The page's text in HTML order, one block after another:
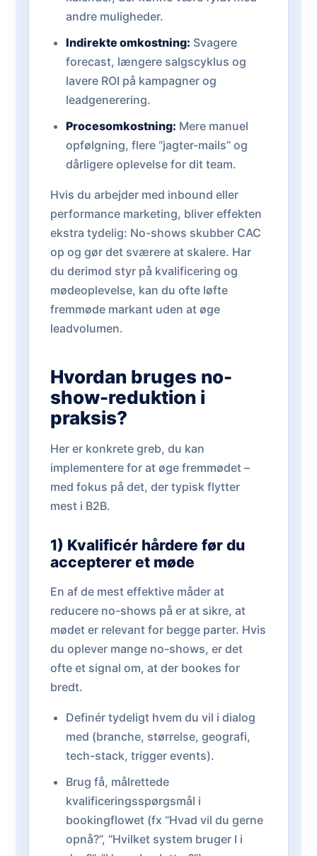
andre muligheder.
Indirekte omkostning: Svagere
forecast, længere salgscyklus og
lavere ROI på kampagner og
leadgenerering.
Procesomkostning: Mere manuel
opfølgning, flere “jagter-mails” og
dårligere oplevelse for dit team.
Hvis du arbejder med inbound eller
performance marketing, bliver effekten
ekstra tydelig: No-shows skubber CAC
op og gør det sværere at skalere. Har
du derimod styr på kvalificering og
mødeoplevelse, kan du ofte løfte
fremmøde markant uden at øge
leadvolumen.
Hvordan bruges no-
show-reduktion i
praksis?
Her er konkrete greb, du kan
implementere for at øge fremmødet –
med fokus på det, der typisk flytter
mest i B2B.
1) Kvalificér hårdere før du
accepterer et møde
En af de mest effektive måder at
reducere no-shows på er at sikre, at
mødet er relevant for begge parter. Hvis
du oplever mange no-shows, er det
ofte et signal om, at der bookes for
bredt.
Definér tydeligt hvem du vil i dialog
med (branche, størrelse, geografi,
tech-stack, trigger events).
Brug få, målrettede
kvalificeringsspørgsmål i
bookingflowet (fx “Hvad vil du gerne
opnå?”, “Hvilket system bruger I i